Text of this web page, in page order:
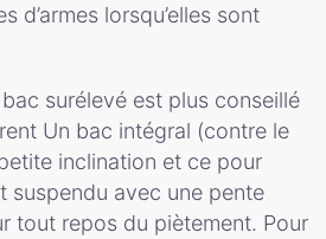
d’armes lorsqu’elles sont
surélevé est plus conseillé
Un bac intégral (contre le
inclination et ce pour
suspendu avec une pente
tout repos du piètement. Pour